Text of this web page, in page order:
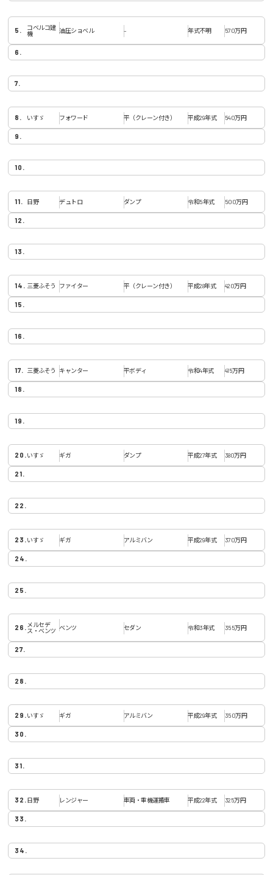
コベルコ建
機
油圧ショベル – 年式不明 570万円
いすゞ フォワード 平（クレーン付き） 平成29年式 540万円
日野 デュトロ ダンプ 令和5年式 500万円
三菱ふそう ファイター 平（クレーン付き） 平成28年式 420万円
三菱ふそう キャンター 平ボディ 令和4年式 415万円
いすゞ ギガ ダンプ 平成27年式 380万円
いすゞ ギガ アルミバン 平成29年式 370万円
メルセデ
ス・ベンツ ベンツ セダン 令和3年式 355万円
いすゞ ギガ アルミバン 平成29年式 350万円
日野 レンジャー 車両・重機運搬車 平成22年式 325万円